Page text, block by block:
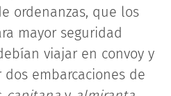
ordenanzas, que los
mayor seguridad
viajar en convoy y
embarcaciones de